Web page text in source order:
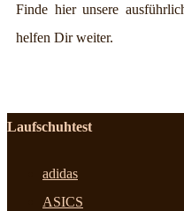
Finde hier unsere
helfen Dir weiter.
Laufschuhtest
adidas
ASICS